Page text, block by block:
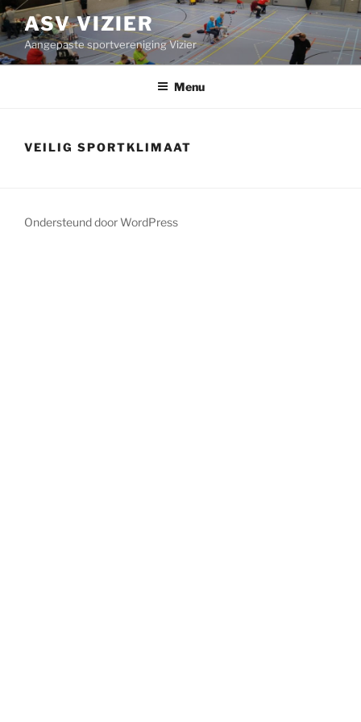
Ga
naar
de
inhoud
ASV VIZIER
Aangepaste sportvereniging Vizier
Menu
VEILIG SPORTKLIMAAT
Ondersteund door WordPress